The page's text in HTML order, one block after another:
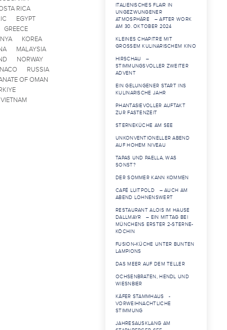
ITALIENISCHES FLAIR IN
UNGEZWUNGENER
ATMOSPHÄRE – AFTER WORK
AM 30. OKTOBER 2024
KLEINES CHAPITRE MIT
GROSSEM KULINARISCHEM KINO
HIRSCHAU –
STIMMUNGSVOLLER ZWEITER
ADVENT
EIN GELUNGENER START INS
KULINARISCHE JAHR
PHANTASIEVOLLER AUFTAKT
ZUR FASTENZEIT
STERNEKÜCHE AM SEE
UNKONVENTIONELLER ABEND
AUF HOHEM NIVEAU
TAPAS UND PAELLA, WAS
SONST?
DER SOMMER KANN KOMMEN
CAFÉ LUITPOLD – AUCH AM
ABEND LOHNENSWERT
RESTAURANT ALOIS IM HAUSE
DALLMAYR – EIN MITTAG BEI
MÜNCHENS ERSTER 2-STERNE-
KÖCHIN
FUSION-KÜCHE UNTER BUNTEN
LAMPIONS
DAS MEER AUF DEM TELLER
OCHSENBRATEN, HENDL UND
WIESNBIER
KÄFER STAMMHAUS -
VORWEIHNACHTLICHE
STIMMUNG
JAHRESAUSKLANG AM
RICA
EGYPT
GREECE
KOREA
MALAYSIA
NORWAY
RUSSIA
OF OMAN
VIETNAM